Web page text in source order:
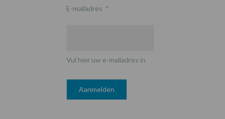
E-mailadres *
Vul hier uw e-mailadres in